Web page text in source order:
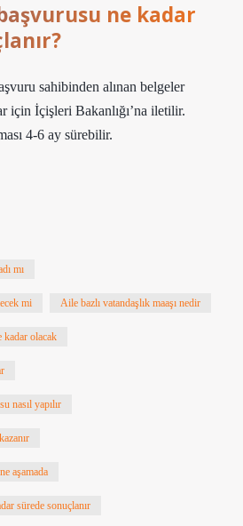
ne kadar
sahibinden alınan belgeler
için İçişleri Bakanlığı’na iletilir.
4-6 ay sürebilir.
mı
mi Aile bazlı vatandaşlık maaşı nedir
kadar olacak
nasıl yapılır
aşamada
sürede sonuçlanır